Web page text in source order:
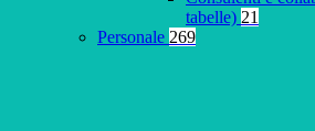
tabelle) 21
Personale 269